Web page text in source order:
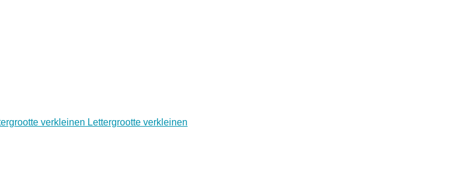
Lettergrootte verkleinen